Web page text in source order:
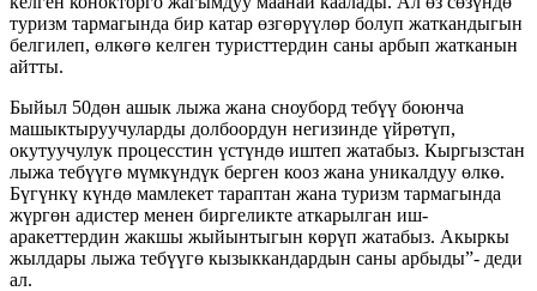
туризм тармагында бир катар өзгөрүүлөр болуп жаткандыгын
белгилеп, өлкөгө келген туристтердин саны арбып жатканын
айтты.
Быйыл 50дөн ашык лыжа жана сноуборд тебүү боюнча
машыктыруучуларды долбоордун негизинде үйрөтүп,
окутуучулук процесстин үстүндө иштеп жатабыз. Кыргызстан
лыжа тебүүгө мүмкүндүк берген кооз жана уникалдуу өлкө.
Бүгүнкү күндө мамлекет тараптан жана туризм тармагында
жүргөн адистер менен биргеликте аткарылган иш-
аракеттердин жакшы жыйынтыгын көрүп жатабыз. Акыркы
жылдары лыжа тебүүгө кызыккандардын саны арбыды”- деди
ал.